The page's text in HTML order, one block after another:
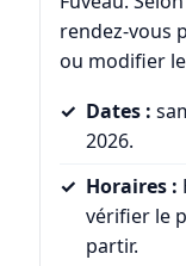
rendez-vous
ou modifier
Dates :
2026.
Horaires :
vérifier le
partir.